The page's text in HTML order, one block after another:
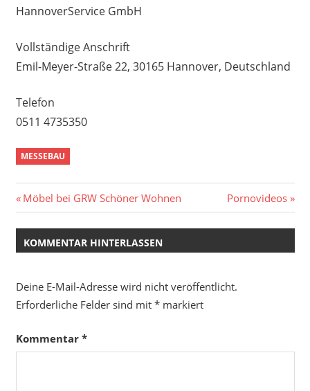
HannoverService GmbH
Vollständige Anschrift
Emil-Meyer-Straße 22, 30165 Hannover, Deutschland
Telefon
0511 4735350
MESSEBAU
Beitragsnavigation
Vorheriger
Beitrag:
Möbel bei GRW Schöner Wohnen
Nächster
Beitrag:
Pornovideos
KOMMENTAR HINTERLASSEN
Deine E-Mail-Adresse wird nicht veröffentlicht.
Erforderliche Felder sind mit *markiert
Kommentar *